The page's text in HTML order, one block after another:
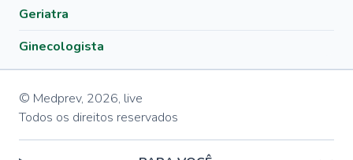
Geriatra
Ginecologista
© Medprev, 2026, live
Todos os direitos reservados